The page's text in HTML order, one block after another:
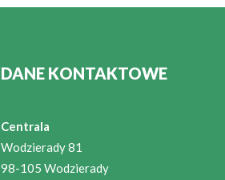
DANE KONTAKTOWE
Centrala
Wodzierady 81
98-105 Wodzierady